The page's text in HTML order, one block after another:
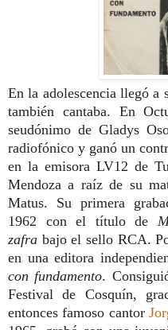
En la adolescencia llegó a
también cantaba. En
seudónimo de Gladys
radiofónico y ganó un
en la emisora LV12 de
Mendoza a raíz de su
Matus. Su primera
1962 con el título de
zafra bajo el sello RCA.
en una editora
con fundamento.
Festival de Cosquín,
entonces famoso cantor